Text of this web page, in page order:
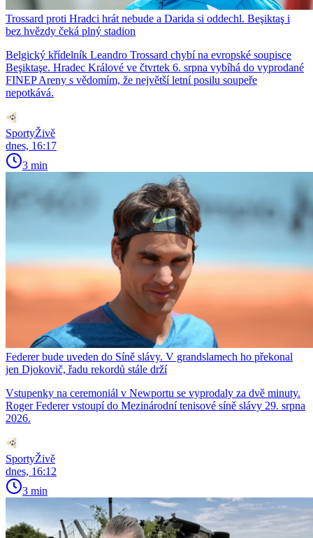
Trossard proti Hradci hrát nebude a Darida si oddechl. Beşiktaş i
bez hvězdy čeká plný stadion
Belgický křídelník Leandro Trossard chybí na evropské soupisce
Beşiktaşe. Hradec Králové ve čtvrtek 6. srpna vybíhá do vyprodané
FINEP Areny s vědomím, že největší letní posilu soupeře
nepotkává.
SportyŽivě
dnes, 16:17
3 min
Federer bude uveden do Síně slávy. V grandslamech ho překonal
jen Djokovič, řadu rekordů stále drží
Vstupenky na ceremoniál v Newportu se vyprodaly za dvě minuty.
Roger Federer vstoupí do Mezinárodní tenisové síně slávy 29. srpna
2026.
SportyŽivě
dnes, 16:12
3 min